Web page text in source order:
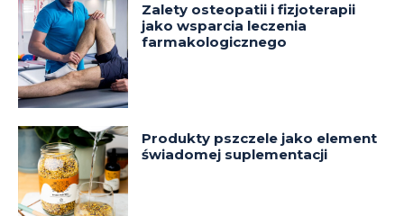
Zalety osteopatii i fizjoterapii
jako wsparcia leczenia
farmakologicznego
Produkty pszczele jako element
świadomej suplementacji